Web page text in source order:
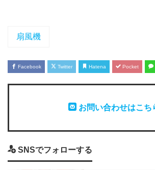
扇風機
Facebook Twitter Hatena Pocket
お問い合わせはこち
SNSでフォローする